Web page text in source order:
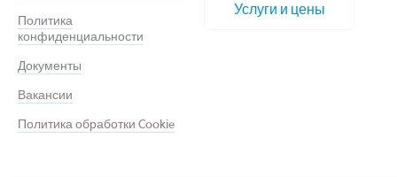
Политика
конфиденциальности
Документы
Вакансии
Политика обработки Cookie
Услуги и цены